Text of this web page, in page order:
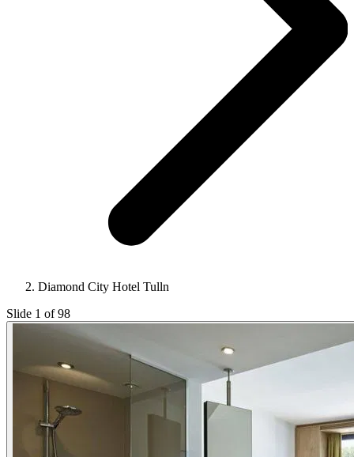
Diamond City Hotel Tulln
Slide 1 of 98